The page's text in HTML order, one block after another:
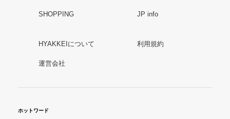
SHOPPING JP info
HYAKKEIについて 利用規約
運営会社
ホットワード